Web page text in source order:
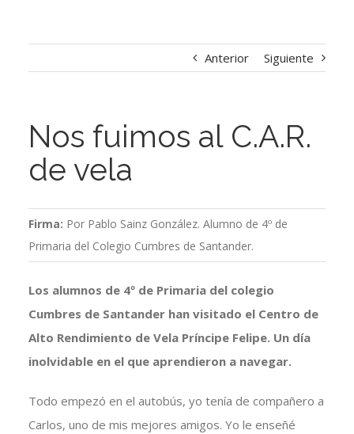
Anterior Siguiente
Nos fuimos al C.A.R.
de vela
Firma: Por Pablo Sainz González. Alumno de 4º de
Primaria del Colegio Cumbres de Santander.
Los alumnos de 4º de Primaria del colegio
Cumbres de Santander han visitado el Centro de
Alto Rendimiento de Vela Príncipe Felipe. Un día
inolvidable en el que aprendieron a navegar.
Todo empezó en el autobús, yo tenía de compañero a
Carlos, uno de mis mejores amigos. Yo le enseñé